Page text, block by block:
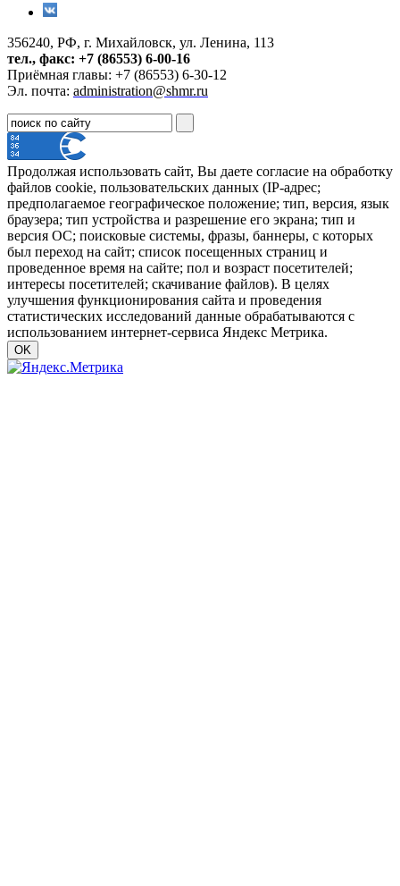
356240, РФ, г. Михайловск, ул. Ленина, 113
тел., факс: +7 (86553) 6-00-16
Приёмная главы: +7 (86553) 6-30-12
Эл. почта: administration@shmr.ru
Продолжая использовать сайт, Вы даете согласие на обработку
файлов cookie, пользовательских данных (IP-адрес;
предполагаемое географическое положение; тип, версия, язык
браузера; тип устройства и разрешение его экрана; тип и
версия ОС; поисковые системы, фразы, баннеры, с которых
был переход на сайт; список посещенных страниц и
проведенное время на сайте; пол и возраст посетителей;
интересы посетителей; скачивание файлов). В целях
улучшения функционирования сайта и проведения
статистических исследований данные обрабатываются с
использованием интернет-сервиса Яндекс Метрика.
OK